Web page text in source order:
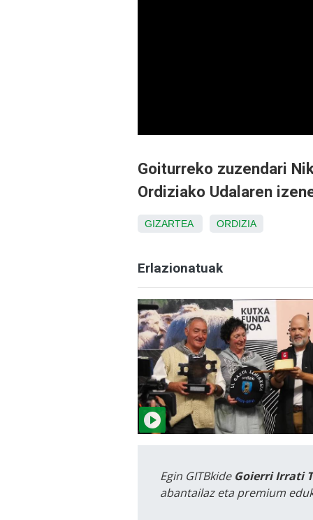
Goiturreko zuzendari
Ordiziako Udalaren
GIZARTEA ORDIZIA
Erlazionatuak
Egin GITBkide Goierri Irrati
abantailaz eta premium